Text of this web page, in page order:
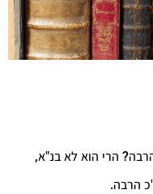
הרי הוא לא בנ"א,
הרבה.